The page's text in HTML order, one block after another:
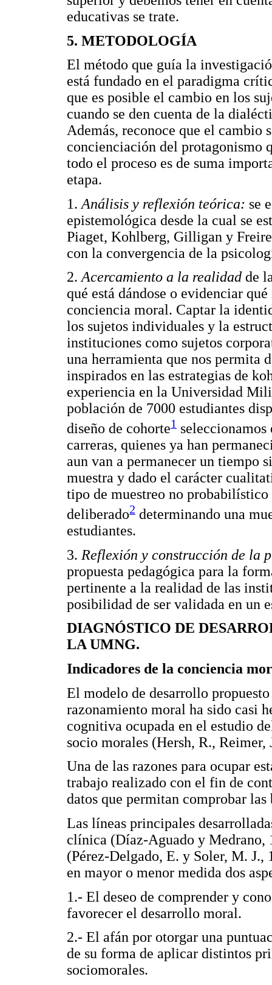
educativas se trate.
5. METODOLOGÍA
El método que guía la
está fundado en el paradigma
que es posible el cambio en los
cuando se den cuenta de la
Además, reconoce que el cambio
concienciación del protagonismo
todo el proceso es de suma
etapa.
1. Análisis y reflexión teórica: se
epistemológica desde la cual se
Piaget, Kohlberg, Gilligan y
con la convergencia de la
2.Acercamiento a la realidad de
qué está dándose o evidenciar
conciencia moral. Captar la
los sujetos individuales y la
instituciones como sujetos
una herramienta que nos permita
inspirados en las estrategias de
experiencia en la Universidad
población de 7000 estudiantes
diseño de cohorte1 seleccionamos
carreras, quienes ya han
aun van a permanecer un tiempo
muestra y dado el carácter
tipo de muestreo no
deliberado2 determinando una
estudiantes.
3. Reflexión y construcción de la
propuesta pedagógica para la
pertinente a la realidad de las
posibilidad de ser validada en un
DIAGNÓSTICO DE
LA UMNG.
Indicadores de la conciencia
El modelo de desarrollo
razonamiento moral ha sido casi
cognitiva ocupada en el estudio
socio morales (Hersh, R.,
Una de las razones para ocupar
trabajo realizado con el fin de
datos que permitan comprobar
Las líneas principales
clínica (Díaz-Aguado y Medrano,
(Pérez-Delgado, E. y Soler, M.
en mayor o menor medida dos
1.- El deseo de comprender y
favorecer el desarrollo moral.
2.- El afán por otorgar una
de su forma de aplicar distintos
sociomorales.